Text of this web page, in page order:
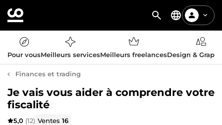
Pour vousMeilleurs servicesMeilleurs freelancesDesign &
Finances et trading
Je vais vous aider à comprendre votre
fiscalité
5,0 (12) Ventes16